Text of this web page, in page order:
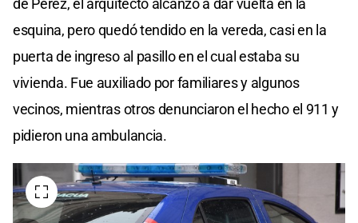
esquina, pero quedó tendido en la vereda, casi en la
puerta de ingreso al pasillo en el cual estaba su
vivienda. Fue auxiliado por familiares y algunos
vecinos, mientras otros denunciaron el hecho el 911 y
pidieron una ambulancia.